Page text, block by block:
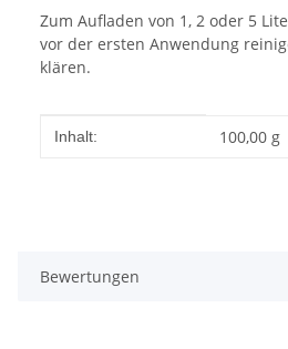
Zum Aufladen von 1, 2 oder 5
vor der ersten Anwendung
klären.
Produkteigenschaft
Wert
Inhalt: 100,00 g
Bewertungen